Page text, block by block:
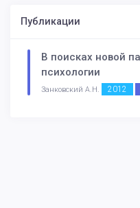
Публикации
В поисках новой
психологии
Занковский А.Н. 2012